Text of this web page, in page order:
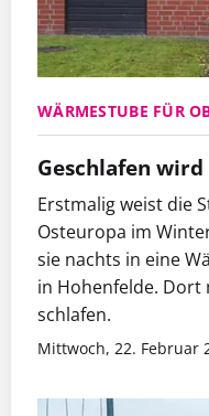
WÄRMESTUBE FÜR
Geschlafen
Erstmalig weist die
Osteuropa im
sie nachts in eine
in Hohenfelde. Dort
schlafen.
Mittwoch, 22. Februar